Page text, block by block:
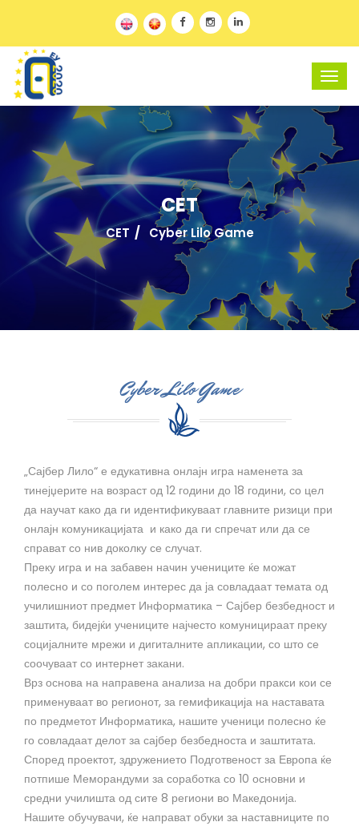
CET
CET Cyber Lilo Game
Cyber Lilo Game
„Сајбер Лило“ е едукативна онлајн игра наменета за
тинејџерите на возраст од 12 години до 18 години, со цел
да научат како да ги идентификуваат главните ризици при
онлајн комуникацијата и како да ги спречат или да се
справат со нив доколку се случат.
Преку игра и на забавен начин учениците ќе можат
полесно и со поголем интерес да ја совладаат темата од
училишниот предмет Информатика – Сајбер безбедност и
заштита, бидејќи учениците најчесто комуницираат преку
социјалните мрежи и дигиталните апликации, со што се
соочуваат со интернет закани.
Врз основа на направена анализа на добри пракси кои се
применуваат во регионот, за гемификација на наставата
по предметот Информатика, нашите ученици полесно ќе
го совладаат делот за сајбер безбедноста и заштитата.
Според проектот, здружението Подготвеност за Европа ќе
потпише Меморандуми за соработка со 10 основни и
средни училишта од сите 8 региони во Македонија.
Нашите обучувачи, ќе направат обуки за наставниците по